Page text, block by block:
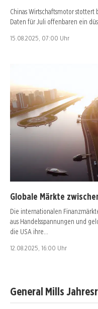
Chinas Wirtschaftsmotor
Daten für Juli offenbaren ein
15.08.2025, 07:00 Uhr
Globale Märkte
Die internationalen
aus Handelsspannungen und
die USA ihre…
12.08.2025, 16:00 Uhr
General Mills